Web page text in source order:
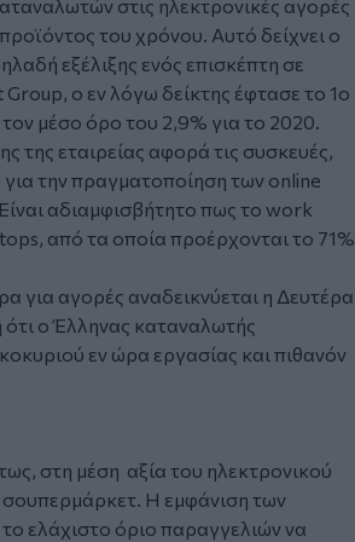
στις ηλεκτρονικές αγορές
του χρόνου. Αυτό δείχνει ο
εξέλιξης ενός επισκέπτη σε
ο εν λόγω δείκτης έφτασε το 1ο
μέσο όρο του 2,9% για το 2020.
της εταιρείας αφορά τις συσκευές,
την πραγματοποίηση των online
αδιαμφισβήτητο πως το work
από τα οποία προέρχονται το 71%
για αγορές αναδεικνύεται η Δευτέρα
ότι ο Έλληνας καταναλωτής
εν ώρα εργασίας και πιθανόν
στη μέση αξία του ηλεκτρονικού
Η εμφάνιση των
ελάχιστο όριο παραγγελιών να